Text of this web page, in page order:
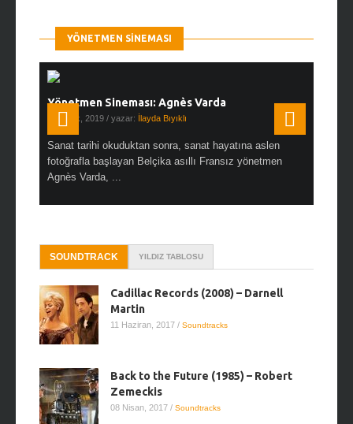
YÖNETMEN SINEMASI
Yönetmen Sineması: Agnès Varda
19 Ocak, 2019 / yazar: İlayda Bıyıklı
Sanat tarihi okuduktan sonra, sanat hayatına aslen
fotoğrafla başlayan Belçika asıllı Fransız yönetmen
Agnès Varda, ...
SOUNDTRACK YILDIZ TABLOSU
Cadillac Records (2008) – Darnell
Martin
11 Haziran, 2017 / Soundtracks
Back to the Future (1985) – Robert
Zemeckis
08 Nisan, 2017 / Soundtracks